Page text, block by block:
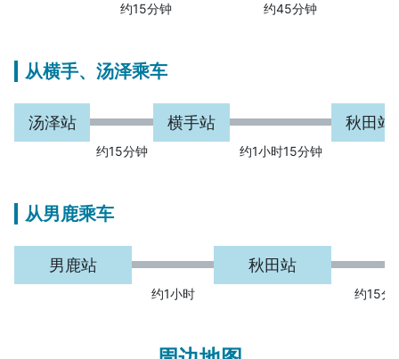
约15分钟 约45分钟
从横手、汤泽乘车
汤泽站 横手站 秋田站
约15分钟 约1小时15分钟
从男鹿乘车
男鹿站 秋田站
约1小时 约15分